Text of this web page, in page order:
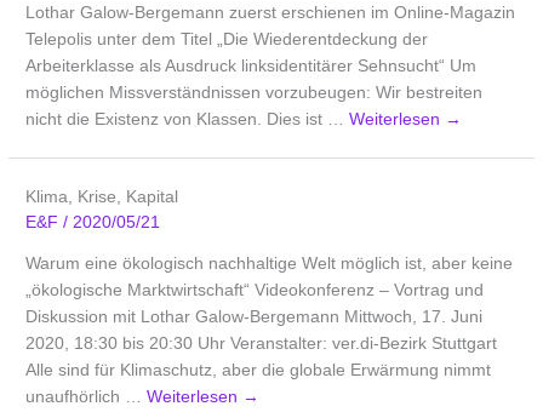
Lothar Galow-Bergemann zuerst erschienen im Online-Magazin
Telepolis unter dem Titel „Die Wiederentdeckung der
Arbeiterklasse als Ausdruck linksidentitärer Sehnsucht“ Um
möglichen Missverständnissen vorzubeugen: Wir bestreiten
nicht die Existenz von Klassen. Dies ist …Weiterlesen →
Klima, Krise, Kapital
E&F/ 2020/05/21
Warum eine ökologisch nachhaltige Welt möglich ist, aber keine
„ökologische Marktwirtschaft“ Videokonferenz – Vortrag und
Diskussion mit Lothar Galow-Bergemann Mittwoch, 17. Juni
2020, 18:30 bis 20:30 Uhr Veranstalter: ver.di-Bezirk Stuttgart
Alle sind für Klimaschutz, aber die globale Erwärmung nimmt
unaufhörlich …Weiterlesen →